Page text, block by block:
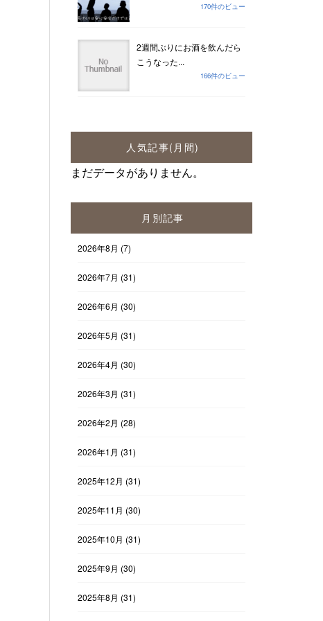
170件のビュー
2週間ぶりにお酒を飲んだら
こうなった...
166件のビュー
人気記事(月間)
まだデータがありません。
月別記事
2026年8月 (7)
2026年7月 (31)
2026年6月 (30)
2026年5月 (31)
2026年4月 (30)
2026年3月 (31)
2026年2月 (28)
2026年1月 (31)
2025年12月 (31)
2025年11月 (30)
2025年10月 (31)
2025年9月 (30)
2025年8月 (31)